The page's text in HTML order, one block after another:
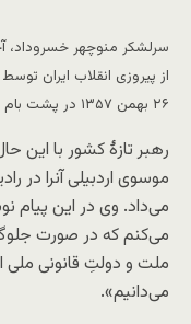
سرلشکر منوچهر خسروداد،
از پیروزی انقلاب ایران
۲۶ بهمن ۱۳۵۷ در پشت بام مدرسه رفاه اعدام شد.
رهبر تازۀ کشور با این
موسوی اردبیلی آنرا در
می‌داد. وی در این پیام
می‌کنم که در صورت
ملت و دولتِ قانونی ملی
می‌دانیم».